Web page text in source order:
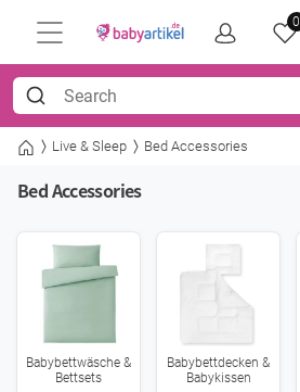
0
Live & Sleep Bed Accessories
Bed Accessories
Babybettwäsche &
Bettsets
Babybettdecken &
Babykissen